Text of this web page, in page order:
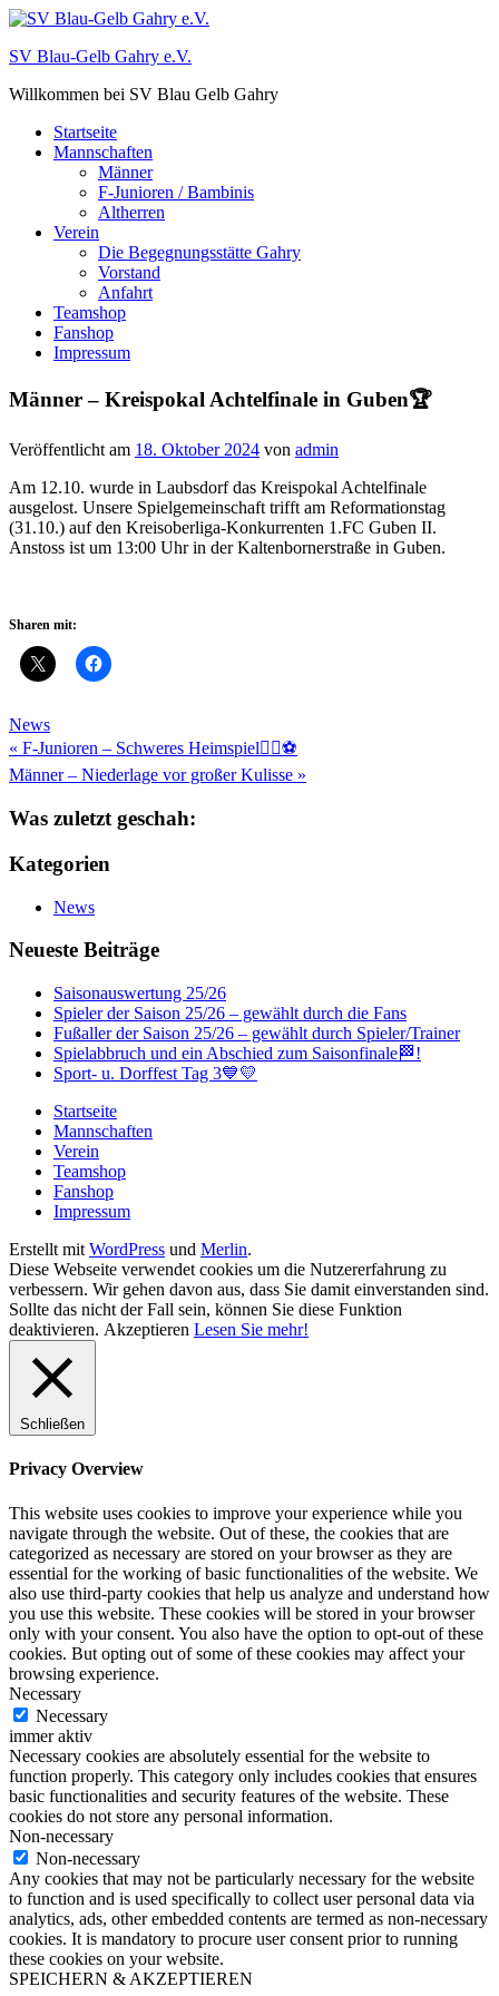
Zum
springen
SV Blau-Gelb Gahry e.V.
Willkommen bei SV Blau Gelb Gahry
Startseite
Mannschaften
Männer
F-Junioren / Bambinis
Altherren
Verein
Die Begegnungsstätte Gahry
Vorstand
Anfahrt
Teamshop
Fanshop
Impressum
Männer – Kreispokal Achtelfinale in Guben🏆
Veröffentlicht am 18. Oktober 2024 von admin
Am 12.10. wurde in Laubsdorf das Kreispokal Achtelfinale
ausgelost. Unsere Spielgemeinschaft trifft am Reformationstag
(31.10.) auf den Kreisoberliga-Konkurrenten 1.FC Guben II.
Anstoss ist um 13:00 Uhr in der Kaltenbornerstraße in Guben.
Sharen mit:
News
Beitragsnavigation
« F-Junioren – Schweres Heimspiel💁‍♂️⚽️
Männer – Niederlage vor großer Kulisse »
Was zuletzt geschah:
Kategorien
News
Neueste Beiträge
Saisonauswertung 25/26
Spieler der Saison 25/26 – gewählt durch die Fans
Fußaller der Saison 25/26 – gewählt durch Spieler/Trainer
Spielabbruch und ein Abschied zum Saisonfinale🏁!
Sport- u. Dorffest Tag 3💙💛
Startseite
Mannschaften
Verein
Teamshop
Fanshop
Impressum
Erstellt mit WordPress und Merlin.
Diese Webseite verwendet cookies um die Nutzererfahrung zu
verbessern. Wir gehen davon aus, dass Sie damit einverstanden sind.
Sollte das nicht der Fall sein, können Sie diese Funktion
deaktivieren. Akzeptieren Lesen Sie mehr!
Schließen
Privacy Overview
This website uses cookies to improve your experience while you
navigate through the website. Out of these, the cookies that are
categorized as necessary are stored on your browser as they are
essential for the working of basic functionalities of the website. We
also use third-party cookies that help us analyze and understand how
you use this website. These cookies will be stored in your browser
only with your consent. You also have the option to opt-out of these
cookies. But opting out of some of these cookies may affect your
browsing experience.
Necessary
Necessary
immer aktiv
Necessary cookies are absolutely essential for the website to
function properly. This category only includes cookies that ensures
basic functionalities and security features of the website. These
cookies do not store any personal information.
Non-necessary
Non-necessary
Any cookies that may not be particularly necessary for the website
to function and is used specifically to collect user personal data via
analytics, ads, other embedded contents are termed as non-necessary
cookies. It is mandatory to procure user consent prior to running
these cookies on your website.
SPEICHERN & AKZEPTIEREN